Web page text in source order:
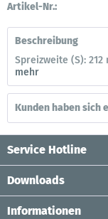
Artikel-Nr.:
Beschreibung
Spreizweite (S):
mehr
Kunden haben sich
Service Hotline
Downloads
Informationen